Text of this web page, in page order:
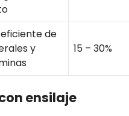
eficiente de
y
15 – 30%
ensilaje